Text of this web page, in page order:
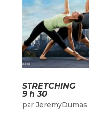
STRETCHING
9 h 30
par JeremyDumas